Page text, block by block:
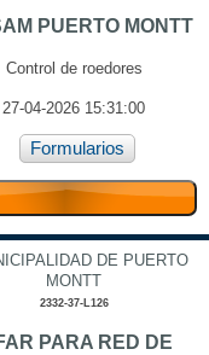
PUERTO MONTT
Control de roedores
27-04-2026 15:31:00
Formularios
DE PUERTO
MONTT
2332-37-L126
PARA RED DE